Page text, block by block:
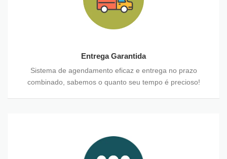
Entrega Garantida
Sistema de agendamento eficaz e entrega no prazo
combinado, sabemos o quanto seu tempo é precioso!